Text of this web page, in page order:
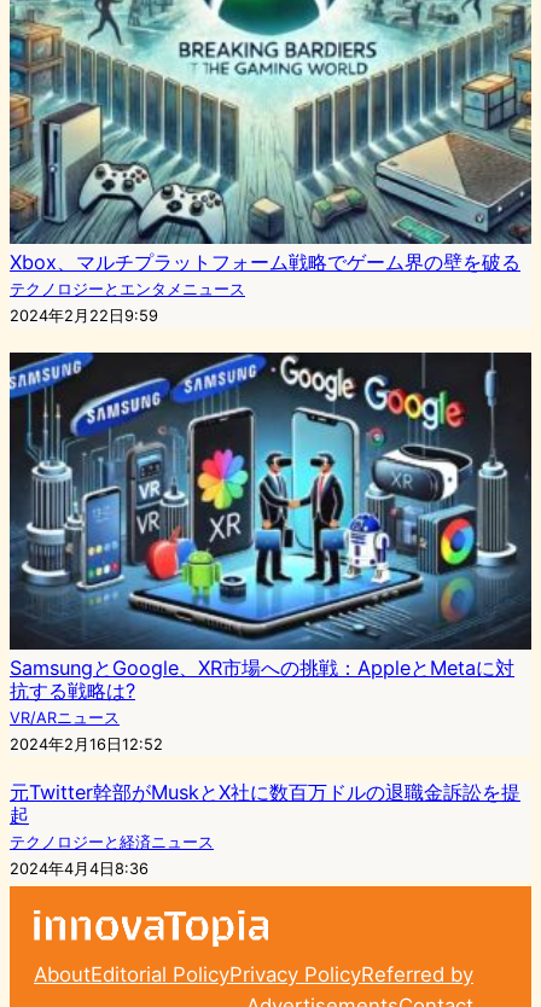
Xbox、マルチプラットフォーム戦略でゲーム界の壁を破る
テクノロジーとエンタメニュース
2024年2月22日9:59
SamsungとGoogle、XR市場への挑戦：AppleとMetaに対
抗する戦略は?
VR/ARニュース
2024年2月16日12:52
元Twitter幹部がMuskとX社に数百万ドルの退職金訴訟を提
起
テクノロジーと経済ニュース
2024年4月4日8:36
AboutEditorial PolicyPrivacy PolicyReferred by